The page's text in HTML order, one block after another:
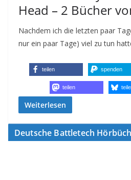
Head – 2 Bücher
Nachdem ich die letzten paar
nur ein paar Tage) viel zu tun
teilen spenden
teilen
Weiterlesen
Deutsche Battletech